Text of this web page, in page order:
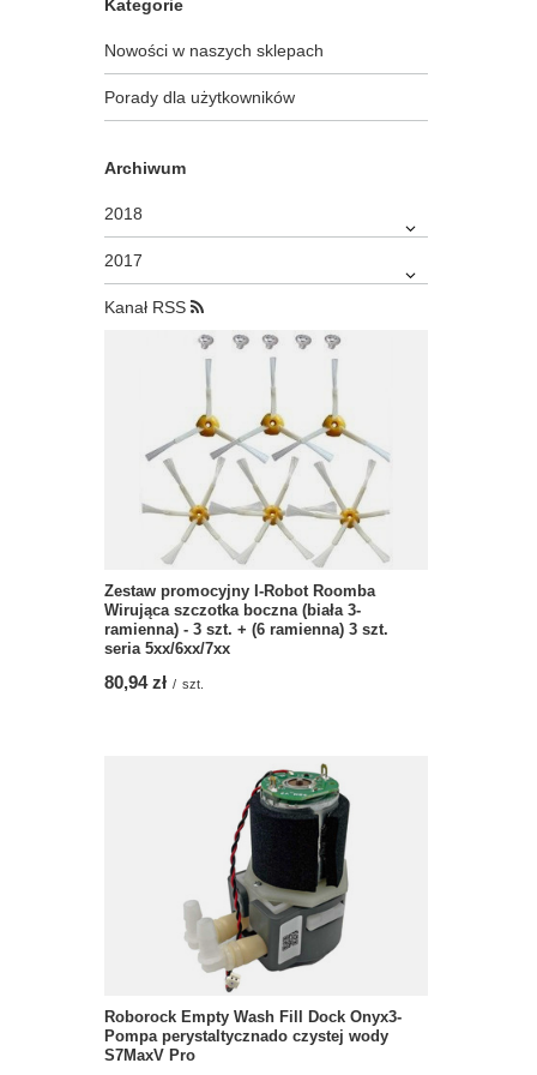
Kategorie
Nowości w naszych sklepach
Porady dla użytkowników
Archiwum
2018
2017
Kanał RSS
Zestaw promocyjny I-Robot Roomba
Wirująca szczotka boczna (biała 3-
ramienna) - 3 szt. + (6 ramienna) 3 szt.
seria 5xx/6xx/7xx
80,94 zł / szt.
Roborock Empty Wash Fill Dock Onyx3-
Pompa perystaltycznado czystej wody
S7MaxV Pro